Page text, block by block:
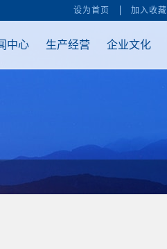
设为首页 加入收藏
中心 生产经营 企业文化